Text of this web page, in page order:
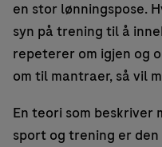
en stor lønningspose.
syn på trening til å
repeterer om igjen og
om til mantraer, så vil
En teori som beskriver
sport og trening er